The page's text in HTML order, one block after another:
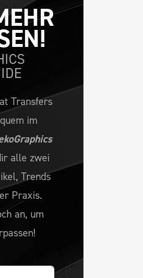
Transfers
im
alle zwei
Trends
Praxis.
an, um